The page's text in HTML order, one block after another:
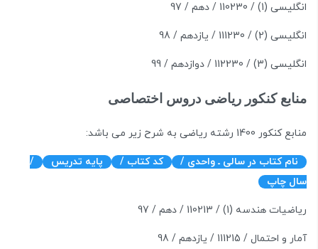
انگلیسی (1) / 110230 / دهم / 97
انگلیسی (2) / 111230 / یازدهم / 98
انگلیسی (3) / 112230 / دوازدهم / 99
منابع کنکور ریاضی دروس اختصاصی
منابع کنکور 1400 رشته ریاضی به شرح زیر می باشد:
نام کتاب در سالی ـ واحدی / کد کتاب / پایه تدریس
/
سال چاپ
ریاضیات هندسه (1) / 110213 / دهم / 97
آمار و احتمال / 111215 / یازدهم / 98